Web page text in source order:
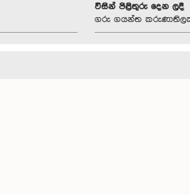
විසින් පිළිතුරු දෙන ලදී
ගරු ගයන්ත කරුණාතිලක